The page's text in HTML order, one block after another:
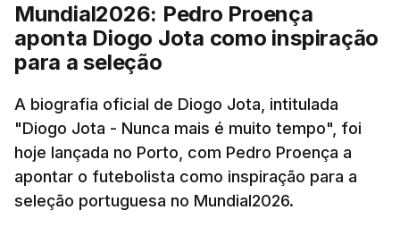
Mundial2026: Pedro Proença
aponta Diogo Jota como inspiração
para a seleção
A biografia oficial de Diogo Jota, intitulada
"Diogo Jota - Nunca mais é muito tempo", foi
hoje lançada no Porto, com Pedro Proença a
apontar o futebolista como inspiração para a
seleção portuguesa no Mundial2026.